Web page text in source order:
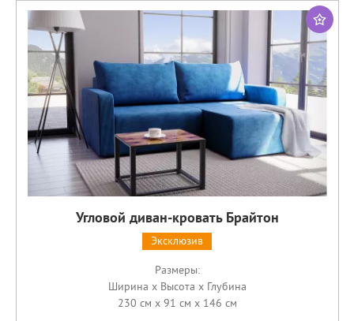
Угловой диван-кровать Брайтон
Эксклюзив
Размеры:
Ширина x Высота x Глубина
230 см x 91 см x 146 см